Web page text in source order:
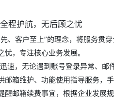
程护航，无后顾之忧
、客户至上”的理念，将服务贯
，专注核心业务发展。
速，无论遇到账号登录异常、邮
邮箱维护、功能使用指导服务，
醒邮箱续费事宜，根据企业发展